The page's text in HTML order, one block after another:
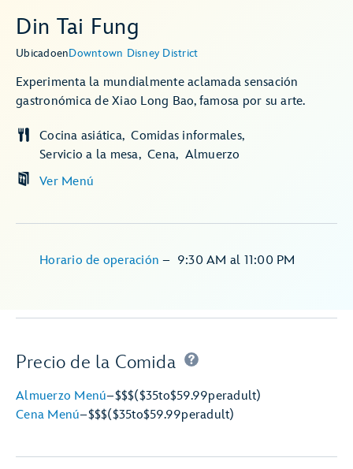
Din Tai Fung
UbicadoenDowntown Disney District
Experimenta la mundialmente aclamada sensación
gastronómica de Xiao Long Bao, famosa por su arte.
Ver Menú
Cocina asiática
Comidas informales
Servicio a la mesa
Cena Almuerzo
Horario de operación– 9:30 AM al 11:00 PM
Precio de la Comida
Almuerzo Menú–$$$($35to$59.99peradult)
Cena Menú–$$$($35to$59.99peradult)